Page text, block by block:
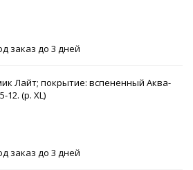
заказ до 3 дней
Лайт; покрытие: вспененный Аква-
12. (р. XL)
заказ до 3 дней